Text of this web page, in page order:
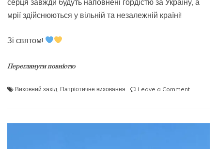
мрії здійснюються у вільній та незалежній країні!
Зі святом!
Переглянути повністю
Виховний захід Патріотичне виховання Leave a Commenton